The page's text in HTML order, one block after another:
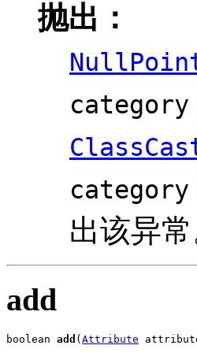
抛出：
category
category
出该异常
add
boolean add (Attribute